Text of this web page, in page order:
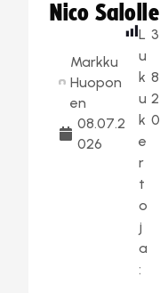
Nico Salolle
Markku
Huopon
en
08.07.2
026
L
u
k
u
k
e
r
t
o
j
a
:
3
8
2
0